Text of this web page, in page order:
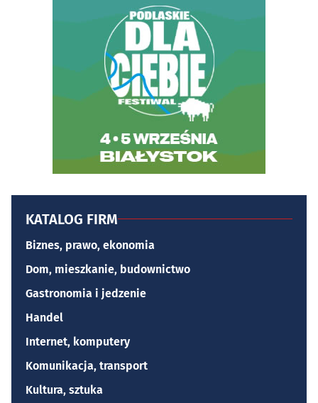
KATALOG FIRM
Biznes, prawo, ekonomia
Dom, mieszkanie, budownictwo
Gastronomia i jedzenie
Handel
Internet, komputery
Komunikacja, transport
Kultura, sztuka